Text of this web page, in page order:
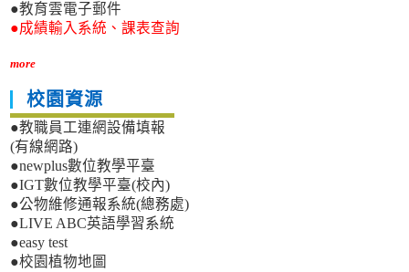
●教育雲電子郵件
●成績輸入系統、課表查詢
more
校園資源
●教職員工連網設備填報
(有線網路)
●newplus數位教學平臺
●IGT數位教學平臺(校內)
●公物維修通報系統(總務處)
●LIVE ABC英語學習系統
●easy test
●校園植物地圖